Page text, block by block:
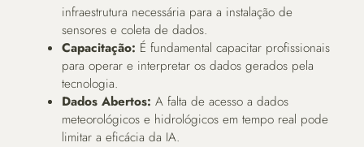
infraestrutura necessária para a instalação de
sensores e coleta de dados.
Capacitação: É fundamental capacitar profissionais
para operar e interpretar os dados gerados pela
tecnologia.
Dados Abertos: A falta de acesso a dados
meteorológicos e hidrológicos em tempo real pode
limitar a eficácia da IA.